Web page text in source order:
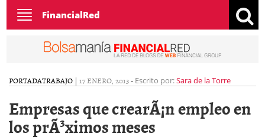
Toggle
navigation
FinancialRed
PORTADATRABAJO | 17 ENERO, 2013- Escrito por:Sara de la Torre
Empresas que crearÃ¡n empleo en
los prÃ³ximos meses